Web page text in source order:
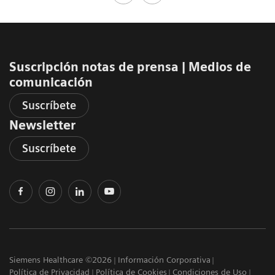
Suscripción notas de prensa ​| Medios de
comunicación
Suscríbete
Newsletter
Suscríbete
Siemens Healthcare ©2026
Información Corporativa
Política de Privacidad
Política de Cookies
Condiciones de Uso